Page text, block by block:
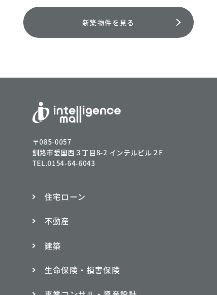
新築物件を見る
〒085-0057
釧路市愛国西３丁目8-2 インテルビル２F
TEL.0154-64-6043
住宅ローン
不動産
建築
生命保険・損害保険